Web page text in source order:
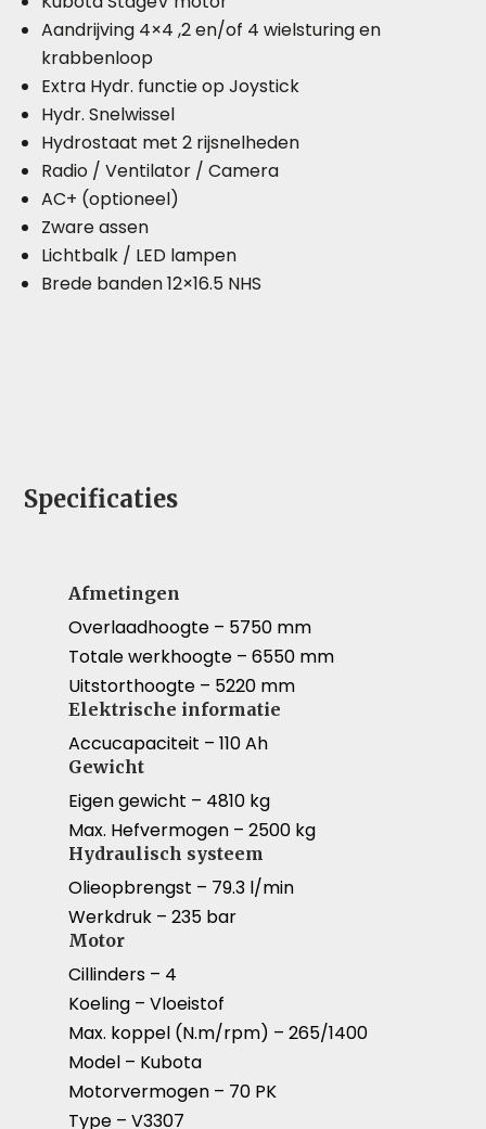
Aandrijving 4×4 ,2 en/of 4 wielsturing en
krabbenloop
Extra Hydr. functie op Joystick
Hydr. Snelwissel
Hydrostaat met 2 rijsnelheden
Radio / Ventilator / Camera
AC+ (optioneel)
Zware assen
Lichtbalk / LED lampen
Brede banden 12×16.5 NHS
Specificaties
Afmetingen
Overlaadhoogte – 5750 mm
Totale werkhoogte – 6550 mm
Uitstorthoogte – 5220 mm
Elektrische informatie
Accucapaciteit – 110 Ah
Gewicht
Eigen gewicht – 4810 kg
Max. Hefvermogen – 2500 kg
Hydraulisch systeem
Olieopbrengst – 79.3 l/min
Werkdruk – 235 bar
Motor
Cillinders – 4
Koeling – Vloeistof
Max. koppel (N.m/rpm) – 265/1400
Model – Kubota
Motorvermogen – 70 PK
Type – V3307